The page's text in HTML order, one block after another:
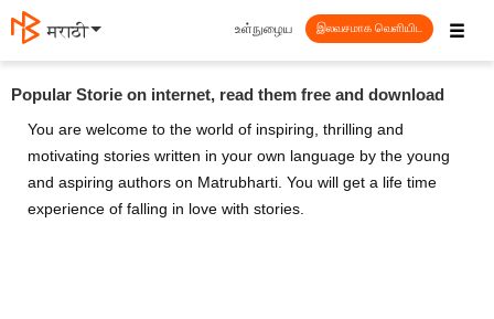
मराठी ☰
உள்நுழைய இலவசமாக வெளியிட
Popular Storie on internet, read them free and download
You are welcome to the world of inspiring, thrilling and
motivating stories written in your own language by the young
and aspiring authors on Matrubharti. You will get a life time
experience of falling in love with stories.